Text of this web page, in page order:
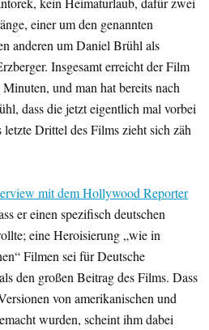
einer um den genannten
anderen um Daniel Brühl als
Insgesamt erreicht der Film
und man hat bereits nach
dass die jetzt eigentlich mal vorbei
letzte Drittel des Films zieht sich zäh
mit dem Hollywood Reporter
er einen spezifisch deutschen
eine Heroisierung „wie in
Filmen sei für Deutsche
den großen Beitrag des Films. Dass
von amerikanischen und
wurden, scheint ihm dabei